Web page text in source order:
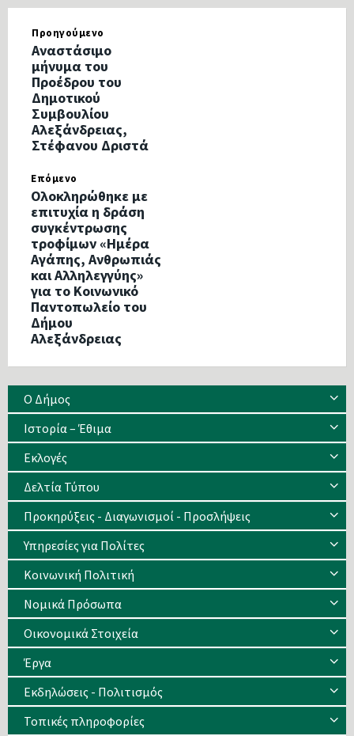
Προηγούμενο
Αναστάσιμο
μήνυμα του
Προέδρου του
Δημοτικού
Συμβουλίου
Αλεξάνδρειας,
Στέφανου Δριστά
Επόμενο
Ολοκληρώθηκε με
επιτυχία η δράση
συγκέντρωσης
τροφίμων «Ημέρα
Aγάπης, Ανθρωπιάς
και Αλληλεγγύης»
για το Κοινωνικό
Παντοπωλείο του
Δήμου
Αλεξάνδρειας
Ο Δήμος
Ιστορία – Έθιμα
Eκλογές
Δελτία Τύπου
Προκηρύξεις - Διαγωνισμοί - Προσλήψεις
Υπηρεσίες για Πολίτες
Κοινωνική Πολιτική
Νομικά Πρόσωπα
Οικονομικά Στοιχεία
Έργα
Εκδηλώσεις - Πολιτισμός
Τοπικές πληροφορίες